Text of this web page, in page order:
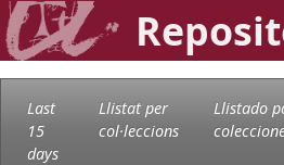
Last
15
days
Llistat per
col·leccions
Llistado